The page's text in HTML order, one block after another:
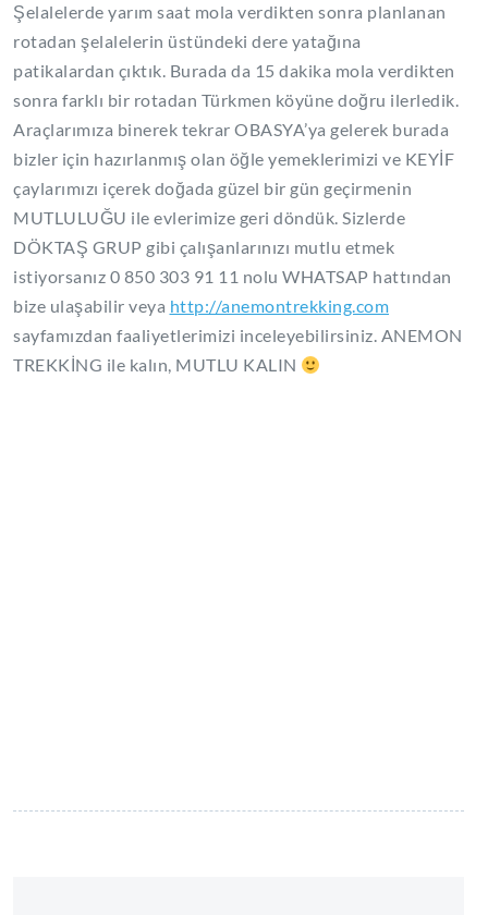
Şelalelerde yarım saat mola verdikten sonra planlanan
rotadan şelalelerin üstündeki dere yatağına
patikalardan çıktık. Burada da 15 dakika mola verdikten
sonra farklı bir rotadan Türkmen köyüne doğru ilerledik.
Araçlarımıza binerek tekrar OBASYA’ya gelerek burada
bizler için hazırlanmış olan öğle yemeklerimizi ve KEYİF
çaylarımızı içerek doğada güzel bir gün geçirmenin
MUTLULUĞU ile evlerimize geri döndük. Sizlerde
DÖKTAŞ GRUP gibi çalışanlarınızı mutlu etmek
istiyorsanız 0 850 303 91 11 nolu WHATSAP hattından
bize ulaşabilir veya http://anemontrekking.com
sayfamızdan faaliyetlerimizi inceleyebilirsiniz. ANEMON
TREKKİNG ile kalın, MUTLU KALIN